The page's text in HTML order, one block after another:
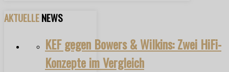
AKTUELLENEWS
KEF gegen Bowers & Wilkins: Zwei HiFi-
Konzepte im Vergleich